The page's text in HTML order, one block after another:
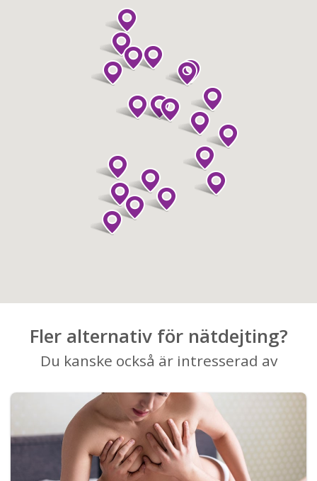
Fler alternativ för nätdejting?
Du kanske också är intresserad av